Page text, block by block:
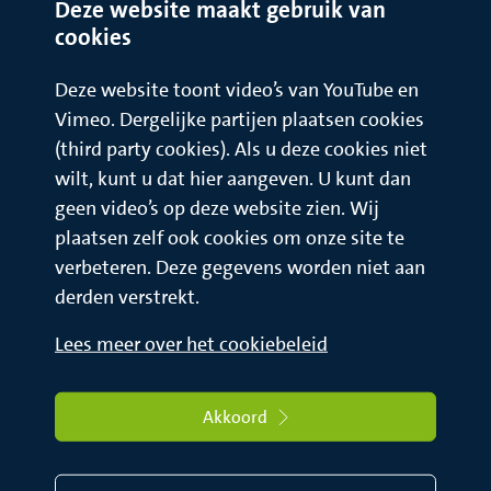
butylfenolformaldehyde-hars in het beroep, moeten
maatregelen genomen worden om contact tijdens het werk
noodzakelijk. Het is hierbij van belang dat ook nagegaan
wordt of para-tertiair-butylfenolformaldehyde-hars
misschien ook verwerkt is in andere producten, die u zelf niet
verdenkt.
Deze website maakt gebruik van
cookies
Deze website toont video’s van YouTube en
Vimeo. Dergelijke partijen plaatsen cookies
(third party cookies). Als u deze cookies niet
wilt, kunt u dat hier aangeven. U kunt dan
geen video’s op deze website zien. Wij
plaatsen zelf ook cookies om onze site te
verbeteren. Deze gegevens worden niet aan
derden verstrekt.
Lees meer over het cookiebeleid
Akkoord